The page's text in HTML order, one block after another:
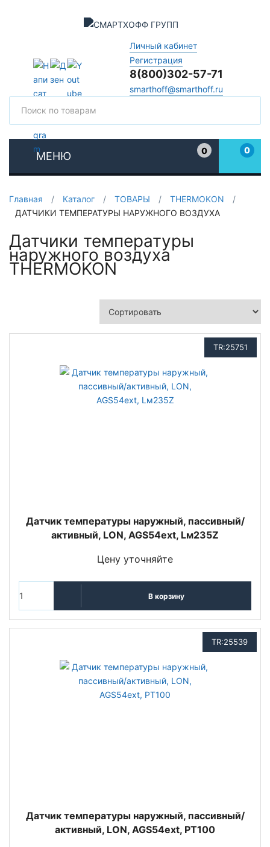
Личный кабинет
Регистрация
8(800)302-57-71
smarthoff@smarthoff.ru
МЕНЮ
0
0
Главная / Каталог / ТОВАРЫ / THERMOKON
/
ДАТЧИКИ ТЕМПЕРАТУРЫ НАРУЖНОГО ВОЗДУХА
Датчики температуры
наружного воздуха
THERMOKON
TR:25751
Датчик температуры наружный, пассивный/
активный, LON, AGS54ext, Lм235Z
Цену уточняйте
В корзину
TR:25539
Датчик температуры наружный, пассивный/
активный, LON, AGS54ext, PT100